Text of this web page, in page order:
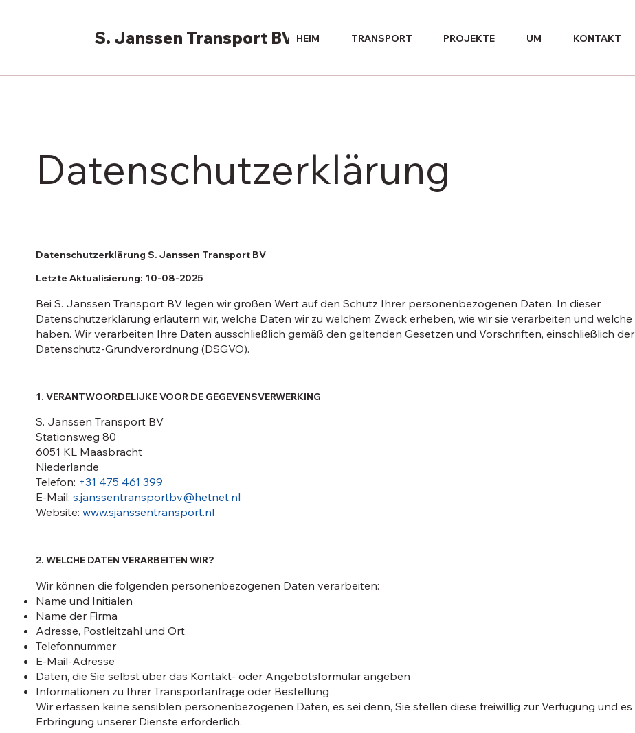
S. Janssen Transport BV HEIM TRANSPORT PROJEKTE UM KONTAKT
Datenschutzerklärung
Datenschutzerklärung S. Janssen Transport BV
Letzte Aktualisierung: 10-08-2025
Bei S. Janssen Transport BV legen wir großen Wert auf den Schutz Ihrer personenbezogenen Daten. In dieser
Datenschutzerklärung erläutern wir, welche Daten wir zu welchem Zweck erheben, wie wir sie verarbeiten und welche
haben. Wir verarbeiten Ihre Daten ausschließlich gemäß den geltenden Gesetzen und Vorschriften, einschließlich der
Datenschutz-Grundverordnung (DSGVO).
1. VERANTWOORDELIJKE VOOR DE GEGEVENSVERWERKING
S. Janssen Transport BV
Stationsweg 80
6051 KL Maasbracht
Niederlande
Telefon: +31 475 461 399
E-Mail:s.janssentransportbv@hetnet.nl
Website:www.sjanssentransport.nl
2. WELCHE DATEN VERARBEITEN WIR?
Wir können die folgenden personenbezogenen Daten verarbeiten:
Name und Initialen
Name der Firma
Adresse, Postleitzahl und Ort
Telefonnummer
E-Mail-Adresse
Daten, die Sie selbst über das Kontakt- oder Angebotsformular angeben
Informationen zu Ihrer Transportanfrage oder Bestellung
Wir erfassen keine sensiblen personenbezogenen Daten, es sei denn, Sie stellen diese freiwillig zur Verfügung und es
Erbringung unserer Dienste erforderlich.